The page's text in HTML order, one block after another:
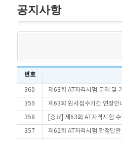
공지사항
번호
360 제63회 AT자격시험 문제 및
359 제63회 원서접수기간 연장안
358 [중요] 제63회 AT자격시험
357 제62회 AT자격시험 확정답